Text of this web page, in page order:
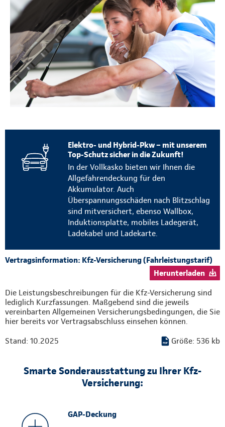
Elektro- und Hybrid-Pkw – mit unserem
Top-Schutz sicher in die Zukunft!
In der Vollkasko bieten wir Ihnen die
Allgefahrendeckung für den
Akkumulator. Auch
Überspannungsschäden nach Blitzschlag
sind mitversichert, ebenso Wallbox,
Induktionsplatte, mobiles Ladegerät,
Ladekabel und Ladekarte.
Vertragsinformation: Kfz-Versicherung (Fahrleistungstarif)
Herunterladen
Die Leistungsbeschreibungen für die Kfz-Versicherung sind
lediglich Kurzfassungen. Maßgebend sind die jeweils
vereinbarten Allgemeinen Versicherungsbedingungen, die Sie
hier bereits vor Vertragsabschluss einsehen können.
Stand: 10.2025 Größe: 536 kb
Smarte Sonderausstattung zu Ihrer Kfz-
Versicherung:
GAP-Deckung